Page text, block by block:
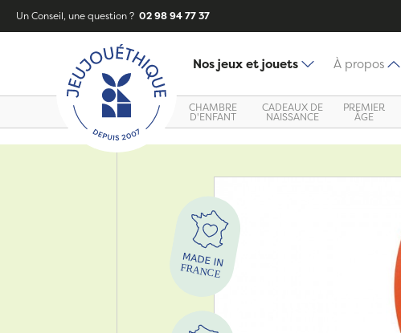
Un Conseil, une question ? 02 98 94 77 37
Nos jeux et jouets À propos
CHAMBRE
D'ENFANT
CADEAUX DE
NAISSANCE
PREMIER
ÂGE